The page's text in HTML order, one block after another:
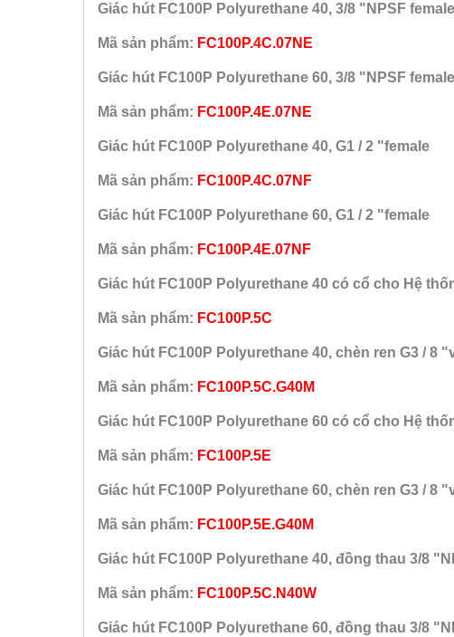
Giác hút FC100P Polyurethane 40, 3/8 "NPSF female
Mã sản phẩm: FC100P.4C.07NE
Giác hút FC100P Polyurethane 60, 3/8 "NPSF female
Mã sản phẩm: FC100P.4E.07NE
Giác hút FC100P Polyurethane 40, G1 / 2 "female
Mã sản phẩm: FC100P.4C.07NF
Giác hút FC100P Polyurethane 60, G1 / 2 "female
Mã sản phẩm: FC100P.4E.07NF
Giác hút FC100P Polyurethane 40 có cổ cho Hệ
Mã sản phẩm: FC100P.5C
Giác hút FC100P Polyurethane 40, chèn ren G3 /
Mã sản phẩm: FC100P.5C.G40M
Giác hút FC100P Polyurethane 60 có cổ cho Hệ
Mã sản phẩm: FC100P.5E
Giác hút FC100P Polyurethane 60, chèn ren G3 /
Mã sản phẩm: FC100P.5E.G40M
Giác hút FC100P Polyurethane 40, đồng thau 3/8
Mã sản phẩm: FC100P.5C.N40W
Giác hút FC100P Polyurethane 60, đồng thau 3/8